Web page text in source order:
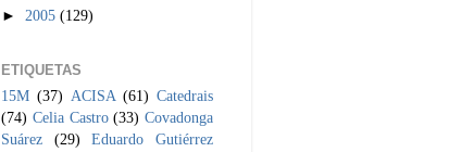
► 2005 (129)
ETIQUETAS
15M (37) ACISA (61) Catedrais
(74) Celia Castro (33) Covadonga
Suárez
(29)
Eduardo Gutiérrez